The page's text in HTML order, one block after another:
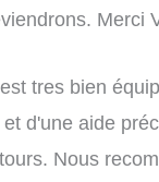
Merci
tres bien
d'une aide
Nous